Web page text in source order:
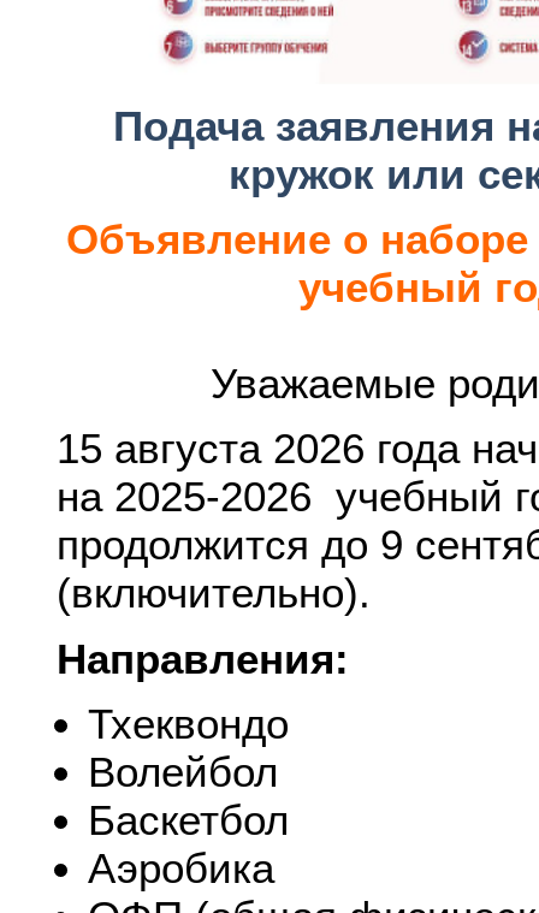
Подача заявления
кружок или
Объявление о наборе
учебный
Уважаемые
15 августа 2026 года
на 2025-2026 учебный
продолжится до 9
(включительно).
Направления:
Тхеквондо
Волейбол
Баскетбол
Аэробика